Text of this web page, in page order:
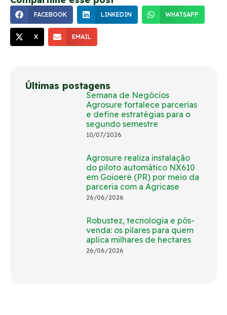
Últimas postagens
Semana de Negócios
Agrosure fortalece parcerias
e define estratégias para o
segundo semestre
10/07/2026
Agrosure realiza instalação
do piloto automático NX610
em Goioerê (PR) por meio da
parceria com a Agricase
26/06/2026
Robustez, tecnologia e pós-
venda: os pilares para quem
aplica milhares de hectares
26/06/2026
FACEBOOK LINKEDIN WHATSAPP
X EMAIL